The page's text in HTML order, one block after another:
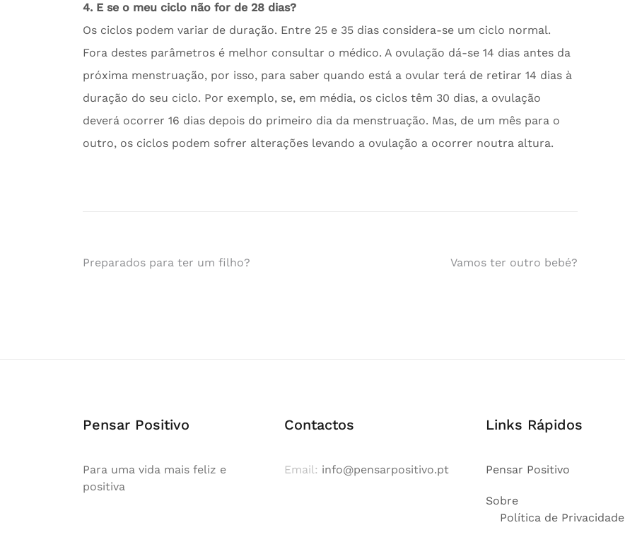
4. E se o meu ciclo não for de 28 dias?
Os ciclos podem variar de duração. Entre 25 e 35 dias considera-se um ciclo normal.
Fora destes parâmetros é melhor consultar o médico. A ovulação dá-se 14 dias antes da
próxima menstruação, por isso, para saber quando está a ovular terá de retirar 14 dias à
duração do seu ciclo. Por exemplo, se, em média, os ciclos têm 30 dias, a ovulação
deverá ocorrer 16 dias depois do primeiro dia da menstruação. Mas, de um mês para o
outro, os ciclos podem sofrer alterações levando a ovulação a ocorrer noutra altura.
Post
Preparados para ter um filho? Vamos ter outro bebé?
Pensar Positivo
Para uma vida mais feliz e
positiva
Contactos
Email: info@pensarpositivo.pt
Links Rápidos
Pensar Positivo
Sobre
Política de Privacidade